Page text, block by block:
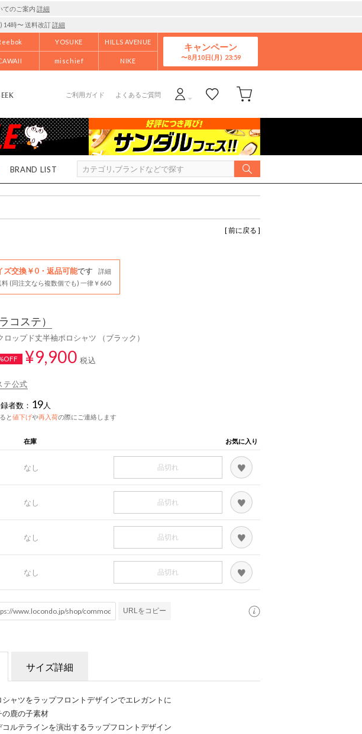
てのご案内 詳細
14時〜 送料改訂詳細
YOSUKE HILLS AVENUE
mischief NIKE
キャンペーン
8月10日(月)
ご利用ガイド よくあるご質問
BRAND LIST
[ 前に戻る ]
ズ交換￥0・返品可能です
詳細
(同注文なら複数個でも) 一律￥660
ラコステ）
ロップド丈半袖ポロシャツ （ブラック）
¥9,900 税込
テ公式
者数： 19人
と値下げや再入荷の際にご連絡します
在庫 お気に入り
なし 品切れ
なし 品切れ
なし 品切れ
なし 品切れ
URLをコピー
サイズ詳細
ャツをラップフロントデザインでエレガントに
の鹿の子素材
コルテラインを演出するラップフロントデザイン